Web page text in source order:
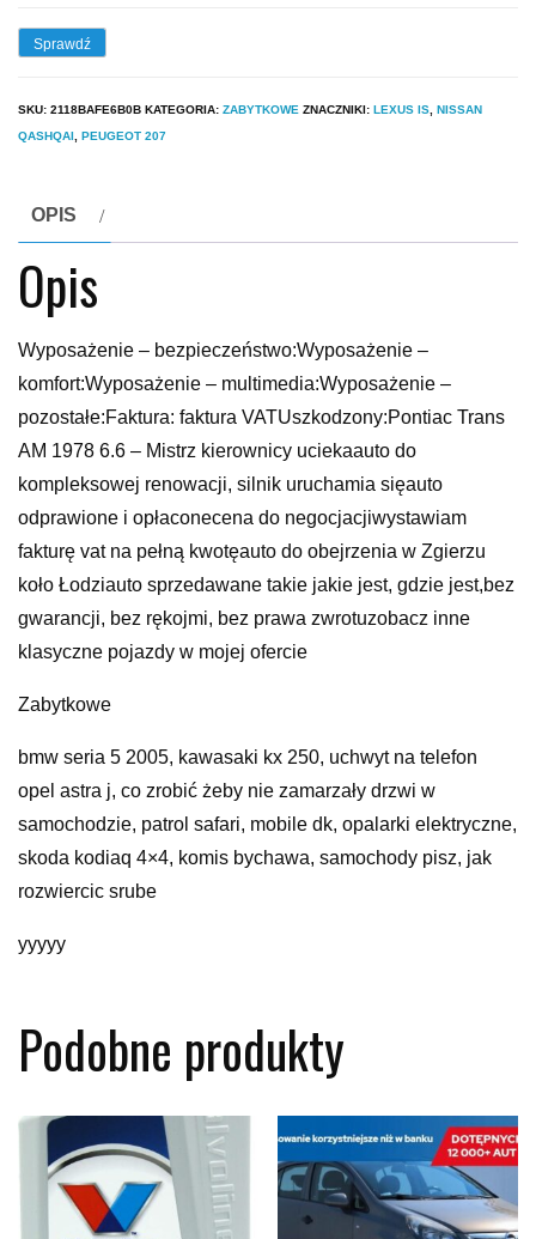
Sprawdź
SKU: 2118BAFE6B0B KATEGORIA: ZABYTKOWE ZNACZNIKI: LEXUS IS, NISSAN
QASHQAI , PEUGEOT 207
OPIS
Opis
Wyposażenie – bezpieczeństwo:Wyposażenie –
komfort:Wyposażenie – multimedia:Wyposażenie –
pozostałe:Faktura: faktura VATUszkodzony:Pontiac Trans
AM 1978 6.6 – Mistrz kierownicy uciekaauto do
kompleksowej renowacji, silnik uruchamia sięauto
odprawione i opłaconecena do negocjacjiwystawiam
fakturę vat na pełną kwotęauto do obejrzenia w Zgierzu
koło Łodziauto sprzedawane takie jakie jest, gdzie jest,bez
gwarancji, bez rękojmi, bez prawa zwrotuzobacz inne
klasyczne pojazdy w mojej ofercie
Zabytkowe
bmw seria 5 2005, kawasaki kx 250, uchwyt na telefon
opel astra j, co zrobić żeby nie zamarzały drzwi w
samochodzie, patrol safari, mobile dk, opalarki elektryczne,
skoda kodiaq 4×4, komis bychawa, samochody pisz, jak
rozwiercic srube
yyyyy
Podobne produkty